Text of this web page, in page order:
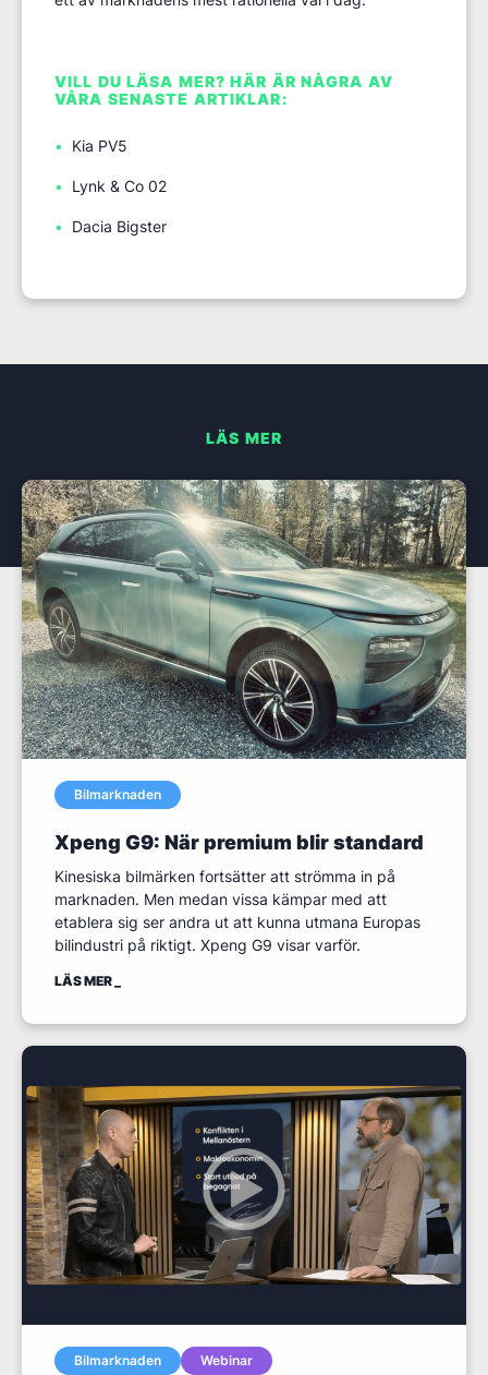
VILL DU LÄSA MER? HÄR ÄR NÅGRA AV
VÅRA SENASTE ARTIKLAR:
Kia PV5
Lynk & Co 02
Dacia Bigster
LÄS MER
Bilmarknaden
Xpeng G9: När premium blir standard
Kinesiska bilmärken fortsätter att strömma in på
marknaden. Men medan vissa kämpar med att
etablera sig ser andra ut att kunna utmana Europas
bilindustri på riktigt. Xpeng G9 visar varför.
LÄS MER
Bilmarknaden Webinar